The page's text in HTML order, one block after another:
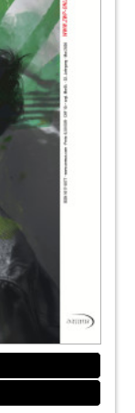
Eltern
kleine